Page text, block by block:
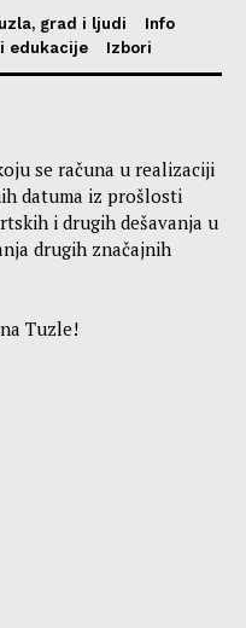
grad i ljudi
Info
edukacije Izbori
se računa u realizaciji
datuma iz prošlosti
i drugih dešavanja u
drugih značajnih
Tuzle!